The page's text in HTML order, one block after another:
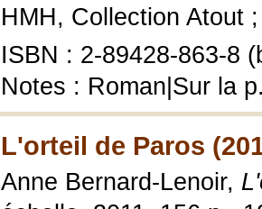
HMH, Collection Atout
ISBN : 2-89428-863-8
Notes : Roman|Sur la
L'orteil de Paros
Anne Bernard-Lenoir,